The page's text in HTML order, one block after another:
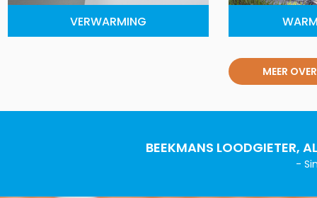
VERWARMING
MEER
BEEKMANS LOODGIETER,
-